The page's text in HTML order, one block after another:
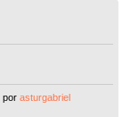
porasturgabriel